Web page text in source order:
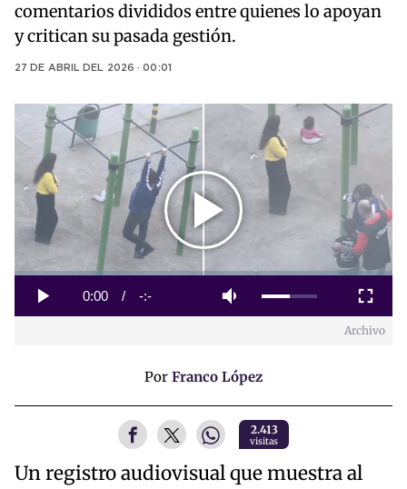
comentarios divididos entre quienes lo apoyan
y critican su pasada gestión.
27 DE ABRIL DEL 2026 · 00:01
Play
Video
Play Mute
Current
0:00 / Duration
-:-
Loaded:
Fullscreen
Archivo
Por Franco López
2.413
visitas
Un registro audiovisual que muestra al